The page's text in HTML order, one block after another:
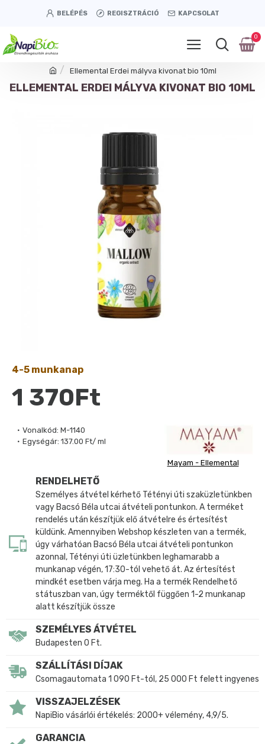
BELÉPÉS REGISZTRÁCIÓ KAPCSOLAT
0
Ellemental Erdei mályva kivonat bio 10ml
ELLEMENTAL ERDEI MÁLYVA KIVONAT BIO 10ML
Vonalkód: M-1140
Egységár: 137.00 Ft/ ml
Mayam - Ellemental
4-5 munkanap
1 370Ft
RENDELHETŐ
Személyes átvétel kérhető Tétényi úti szaküzletünkben
vagy Bacsó Béla utcai átvételi pontunkon. A terméket
rendelés után készítjük elő átvételre és értesítést
küldünk. Amennyiben Webshop készleten van a termék,
úgy várhatóan Bacsó Béla utcai átvételi pontunkon
azonnal, Tétényi úti üzletünkben leghamarabb a
munkanap végén, 17:30-tól vehető át. Az értesítést
mindkét esetben várja meg. Ha a termék Rendelhető
státuszban van, úgy terméktől függően 1-2 munkanap
alatt készítjük össze
SZEMÉLYES ÁTVÉTEL
Budapesten 0 Ft.
SZÁLLÍTÁSI DÍJAK
Csomagautomata 1 090 Ft-tól, 25 000 Ft felett ingyenes
VISSZAJELZÉSEK
NapiBio vásárlói értékelés: 2000+ vélemény, 4,9/5.
GARANCIA